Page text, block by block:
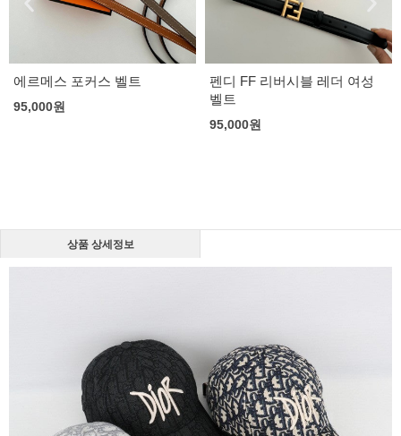
에르메스 포커스 벨트
95,000원
펜디 FF 리버시블 레더 여성
벨트
95,000원
상품 상세정보